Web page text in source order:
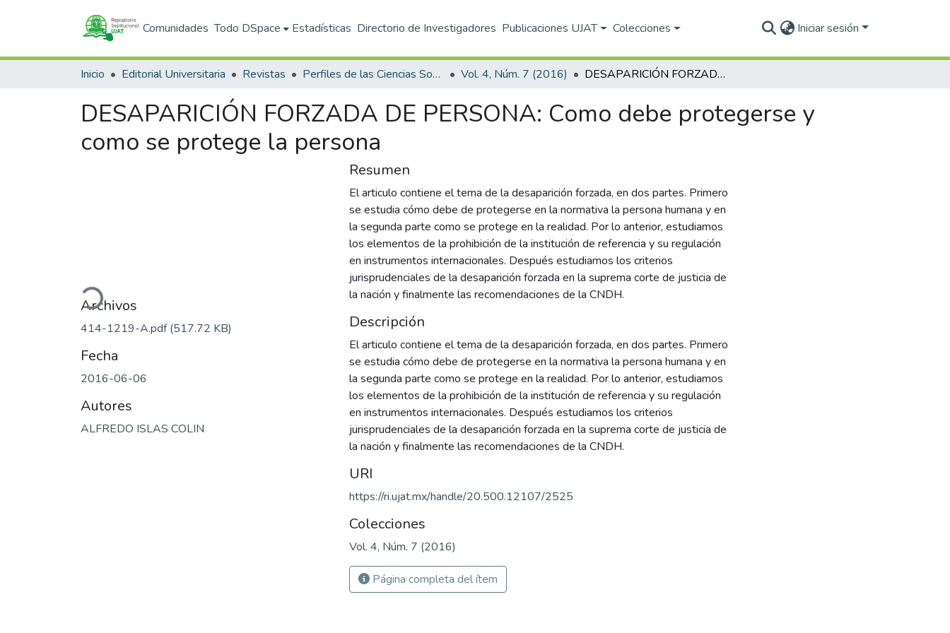
Comunidades Todo DSpace Estadísticas Directorio de Investigadores Publicaciones UJAT Colecciones Iniciar sesión
Inicio Editorial Universitaria Revistas Perfiles de las Ciencias Sociales Vol. 4, Núm. 7 (2016) DESAPARICIÓN FORZADA DE PERSONA: Como debe protegerse y como se protege la persona
DESAPARICIÓN FORZADA DE PERSONA: Como debe protegerse y
como se protege la persona
Cargando...
Archivos
414-1219-A.pdf(517.72 KB)
Fecha
2016-06-06
Autores
ALFREDO ISLAS COLIN
Resumen
El articulo contiene el tema de la desaparición forzada, en dos partes. Primero
se estudia cómo debe de protegerse en la normativa la persona humana y en
la segunda parte como se protege en la realidad. Por lo anterior, estudiamos
los elementos de la prohibición de la institución de referencia y su regulación
en instrumentos internacionales. Después estudiamos los criterios
jurisprudenciales de la desaparición forzada en la suprema corte de justicia de
la nación y finalmente las recomendaciones de la CNDH.
Descripción
El articulo contiene el tema de la desaparición forzada, en dos partes. Primero
se estudia cómo debe de protegerse en la normativa la persona humana y en
la segunda parte como se protege en la realidad. Por lo anterior, estudiamos
los elementos de la prohibición de la institución de referencia y su regulación
en instrumentos internacionales. Después estudiamos los criterios
jurisprudenciales de la desaparición forzada en la suprema corte de justicia de
la nación y finalmente las recomendaciones de la CNDH.
URI
https://ri.ujat.mx/handle/20.500.12107/2525
Colecciones
Vol. 4, Núm. 7 (2016)
Página completa del ítem